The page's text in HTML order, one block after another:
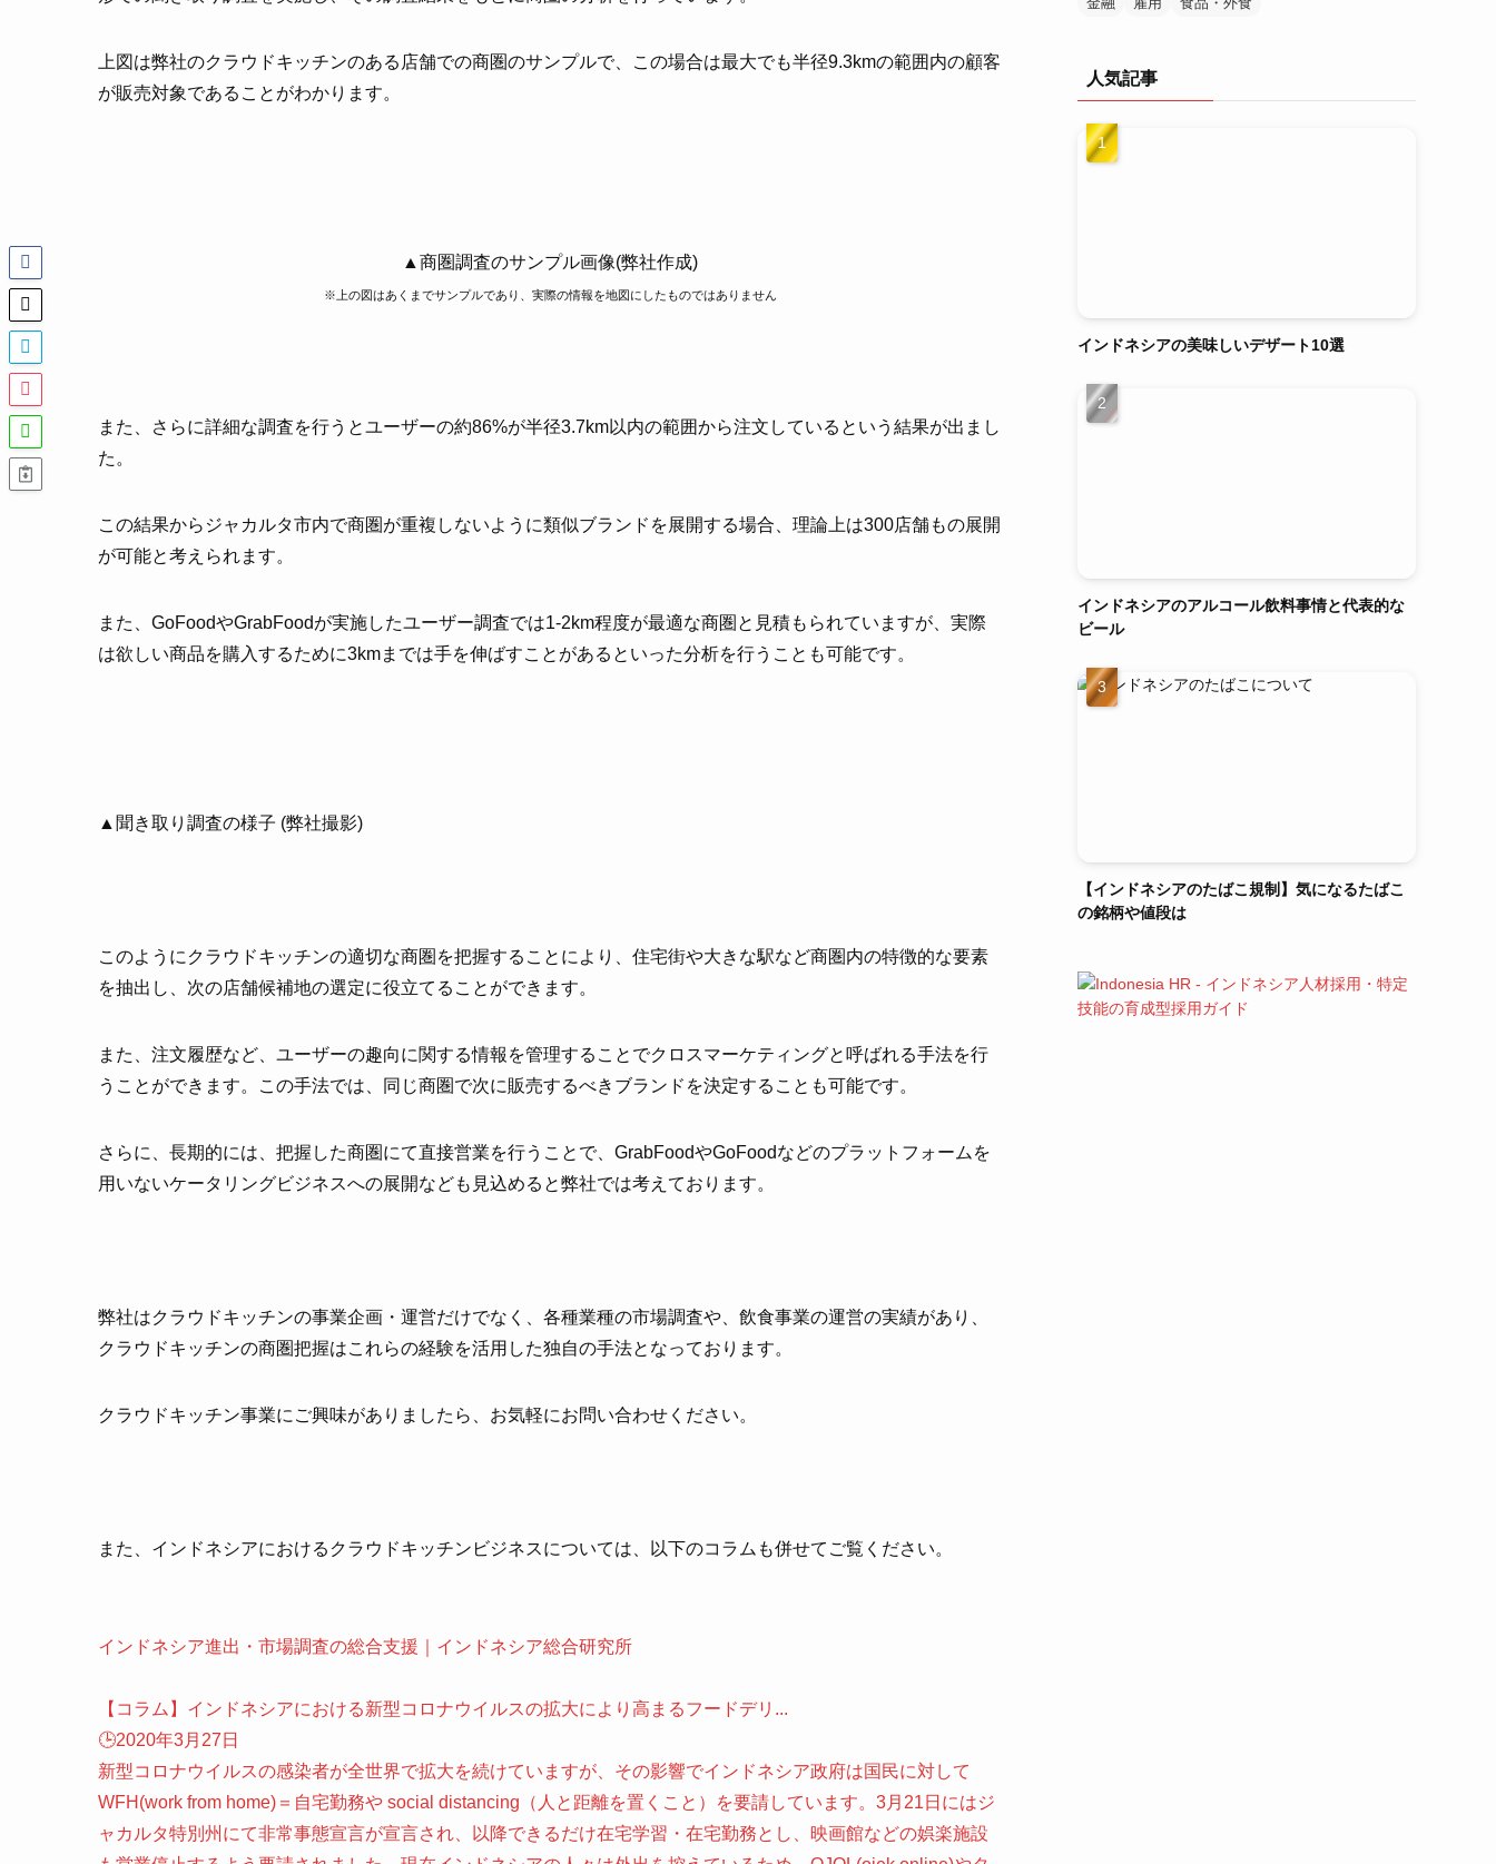
上図は弊社のクラウドキッチンのある店舗での商圏のサンプルで、この場合は最大でも半径9.3kmの範囲内の顧客
が販売対象であることがわかります。
▲商圏調査のサンプル画像(弊社作成)
※上の図はあくまでサンプルであり、実際の情報を地図にしたものではありません
また、さらに詳細な調査を行うとユーザーの約86%が半径3.7km以内の範囲から注文しているという結果が出まし
た。
この結果からジャカルタ市内で商圏が重複しないように類似ブランドを展開する場合、理論上は300店舗もの展開
が可能と考えられます。
また、GoFoodやGrabFoodが実施したユーザー調査では1-2km程度が最適な商圏と見積もられていますが、実際
は欲しい商品を購入するために3kmまでは手を伸ばすことがあるといった分析を行うことも可能です。
▲聞き取り調査の様子 (弊社撮影)
このようにクラウドキッチンの適切な商圏を把握することにより、住宅街や大きな駅など商圏内の特徴的な要素
を抽出し、次の店舗候補地の選定に役立てることができます。
また、注文履歴など、ユーザーの趣向に関する情報を管理することでクロスマーケティングと呼ばれる手法を行
うことができます。この手法では、同じ商圏で次に販売するべきブランドを決定することも可能です。
さらに、長期的には、把握した商圏にて直接営業を行うことで、GrabFoodやGoFoodなどのプラットフォームを
用いないケータリングビジネスへの展開なども見込めると弊社では考えております。
弊社はクラウドキッチンの事業企画・運営だけでなく、各種業種の市場調査や、飲食事業の運営の実績があり、
クラウドキッチンの商圏把握はこれらの経験を活用した独自の手法となっております。
クラウドキッチン事業にご興味がありましたら、お気軽にお問い合わせください。
また、インドネシアにおけるクラウドキッチンビジネスについては、以下のコラムも併せてご覧ください。
インドネシア進出・市場調査の総合支援｜インドネシア総合研究所
【コラム】インドネシアにおける新型コロナウイルスの拡大により高まるフードデリ...
🕒️2020年3月27日
新型コロナウイルスの感染者が全世界で拡大を続けていますが、その影響でインドネシア政府は国民に対して
WFH(work from home)＝自宅勤務や social distancing（人と距離を置くこと）を要請しています。3月21日にはジ
ャカルタ特別州にて非常事態宣言が宣言され、以降できるだけ在宅学習・在宅勤務とし、映画館などの娯楽施設
人気記事
インドネシアの美味しいデザート10選
インドネシアのアルコール飲料事情と代表的な
ビール
【インドネシアのたばこ規制】気になるたばこ
の銘柄や値段は